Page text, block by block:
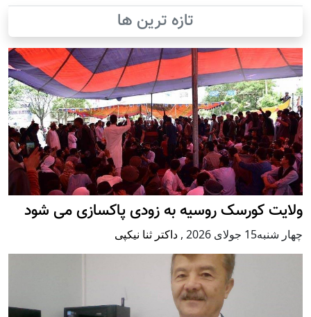
تازه ترین ها
ولایت کورسک روسیه به زودی پاکسازی می شود
چهار شنبه15 جولای 2026 , داکتر ثنا نیکپی